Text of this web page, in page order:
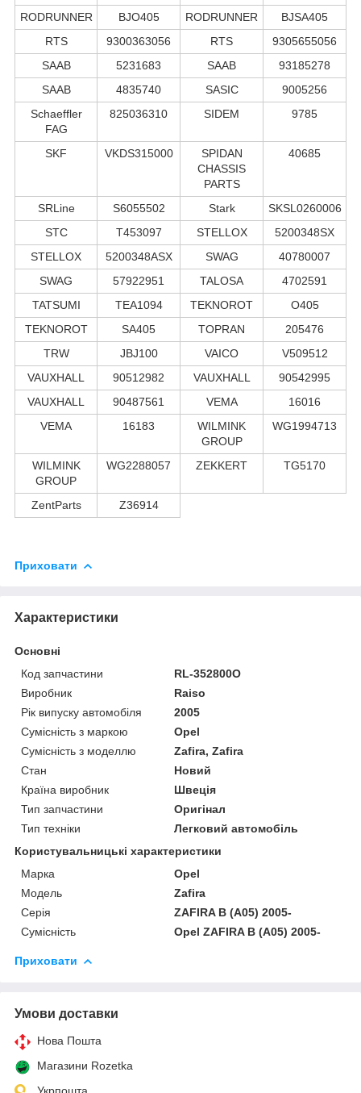
RODRUNNER
BJO405 RODRUNNER
BJSA405
RTS
9300363056 RTS
9305655056
SAAB
5231683 SAAB
93185278
SAAB
4835740 SASIC
9005256
Schaeffler
FAG
825036310 SIDEM 9785
SKF VKDS315000
SPIDAN
CHASSIS
PARTS
40685
SRLine S6055502 Stark
SKSL0260006
STC
T453097 STELLOX
5200348SX
STELLOX
5200348ASX SWAG
40780007
SWAG
57922951 TALOSA
4702591
TATSUMI
TEA1094 TEKNOROT
O405
TEKNOROT
SA405 TOPRAN
205476
TRW
JBJ100 VAICO
V509512
VAUXHALL
90512982 VAUXHALL
90542995
VAUXHALL
90487561 VEMA
16016
VEMA
16183
WILMINK
GROUP
WG1994713
WILMINK
GROUP
WG2288057 ZEKKERT TG5170
ZentParts Z36914
Приховати
Характеристики
Основні
Код запчастини
RL-352800O
Виробник
Raiso
Рік випуску автомобіля
2005
Сумісність з маркою
Opel
Сумісність з моделлю
Zafira, Zafira
Стан
Новий
Країна виробник
Швеція
Тип запчастини
Оригінал
Тип техніки
Легковий автомобіль
Користувальницькі характеристики
Марка
Opel
Мoдель
Zafira
Серія
ZAFIRA B (A05) 2005-
Сумісність
Opel ZAFIRA B (A05) 2005-
Приховати
Умови доставки
Нова Пошта
Магазини Rozetka
Укрпошта